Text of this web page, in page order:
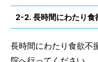
2-2. 長時間にわたり食
長時間にわたり食欲不